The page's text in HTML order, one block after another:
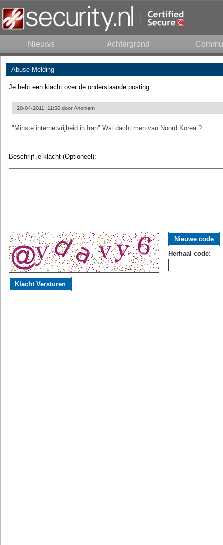
Nieuws Achtergrond
Abuse Melding
Je hebt een klacht over de onderstaande posting:
20-04-2011, 11:56 doorAnoniem
"Minste internetvrijheid in Iran" Wat dacht men van Noord Korea ?
Beschrijf je klacht (Optioneel):
Nieuwe code
Herhaal code:
Klacht Versturen